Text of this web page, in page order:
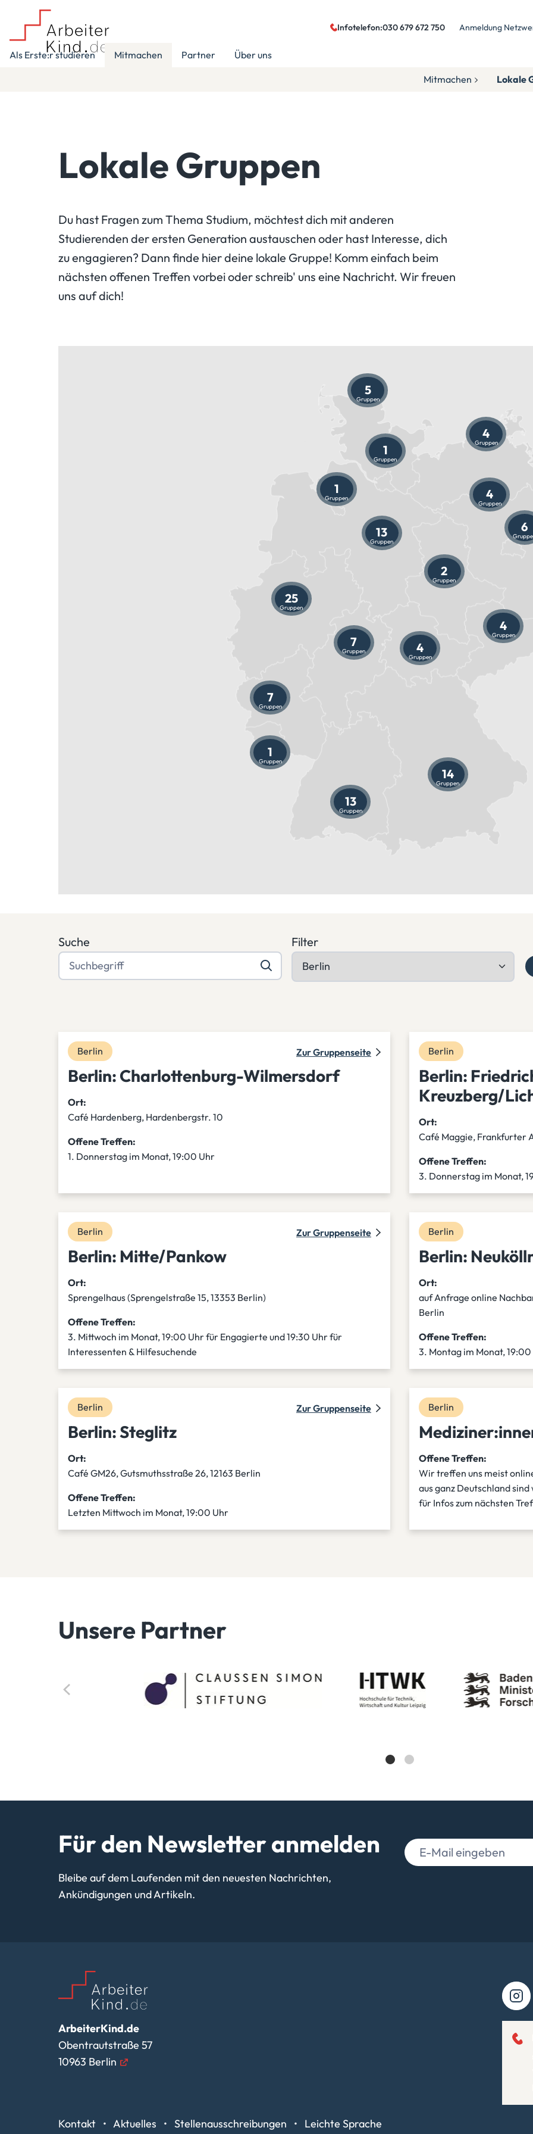
Infotelefon:030 679 672 750 Anmeldung
Als Erste:r studieren Mitmachen
Mitmachen Lokale
Partner Über uns
Lokale Gruppen
Du hast Fragen zum Thema Studium, möchtest dich mit anderen
Studierenden der ersten Generation austauschen oder hast Interesse, dich
zu engagieren? Dann finde hier deine lokale Gruppe! Komm einfach beim
nächsten offenen Treffen vorbei oder schreib' uns eine Nachricht. Wir freuen
uns auf dich!
13
Gruppen
14
Gruppen
6
4
Gruppen
1
Gruppen
1
Gruppen
7
Gruppen
4
Gruppen
13
Gruppen
25
Gruppen
7
Gruppen
1
Gruppen
4
Gruppen
2
Gruppen
5
Gruppen
4
Gruppen
Suche Filter
Berlin
Berlin: Charlottenburg-Wilmersdorf
Ort:
Café Hardenberg, Hardenbergstr. 10
Offene Treffen:
1. Donnerstag im Monat, 19:00 Uhr
Zur Gruppenseite Berlin
Berlin:
Kreuzberg/
Ort:
Café Maggie, Frankfurter
Offene Treffen:
3. Donnerstag im Monat,
Berlin
Berlin: Mitte/Pankow
Ort:
Sprengelhaus (Sprengelstraße 15, 13353 Berlin)
Offene Treffen:
3. Mittwoch im Monat, 19:00 Uhr für Engagierte und 19:30 Uhr für
Interessenten & Hilfesuchende
Zur Gruppenseite Berlin
Berlin:
Ort:
auf Anfrage online
Berlin
Offene Treffen:
3. Montag im Monat,
Berlin
Berlin: Steglitz
Ort:
Café GM26, Gutsmuthsstraße 26, 12163 Berlin
Offene Treffen:
Letzten Mittwoch im Monat, 19:00 Uhr
Zur Gruppenseite Berlin
Offene Treffen:
Wir treffen uns meist
aus ganz Deutschland
für Infos zum nächsten
Unsere Partner
Für den Newsletter anmelden
Bleibe auf dem Laufenden mit den neuesten Nachrichten,
Ankündigungen und Artikeln.
ArbeiterKind.de
Obentrautstraße 57
10963 Berlin
Kontakt Aktuelles Stellenausschreibungen Leichte Sprache